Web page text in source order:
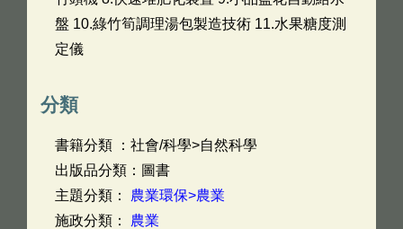
盤 10.綠竹筍調理湯包製造技術 11.水果糖度測
定儀
分類
書籍分類 ：社會/科學>自然科學
出版品分類：圖書
主題分類： 農業環保>農業
施政分類： 農業